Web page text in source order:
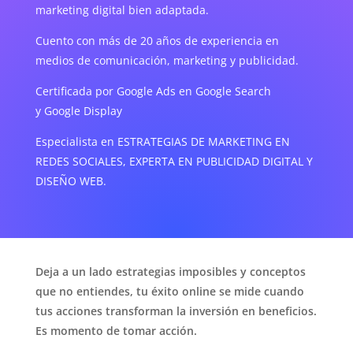
marketing digital bien adaptada.
Cuento con más de 20 años de experiencia en
medios de comunicación, marketing y publicidad.
Certificada por Google Ads en Google Search
y Google Display
Especialista en ESTRATEGIAS DE MARKETING EN
REDES SOCIALES, EXPERTA EN PUBLICIDAD DIGITAL Y
DISEÑO WEB.
Deja a un lado estrategias imposibles y conceptos
que no entiendes, tu éxito online se mide cuando
tus acciones transforman la inversión en beneficios.
Es momento de tomar acción.